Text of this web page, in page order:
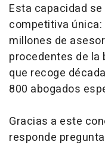
Esta capacidad
competitiva
millones de
procedentes de la
que recoge
800 abogados
Gracias a este
responde